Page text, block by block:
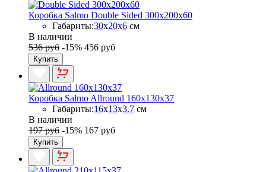
Коробка Salmo Double Sided 300x200x60
Габариты:30x20x6 см
В наличии
536 руб -15% 456 руб
Купить
Коробка Salmo Allround 160x130x37
Габариты:16x13x3.7 см
В наличии
197 руб -15% 167 руб
Купить